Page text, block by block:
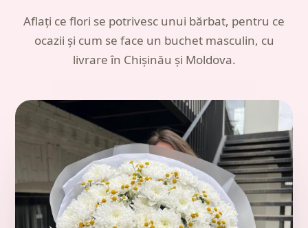
Aflați ce flori se potrivesc unui bărbat, pentru ce
ocazii și cum se face un buchet masculin, cu
livrare în Chișinău și Moldova.